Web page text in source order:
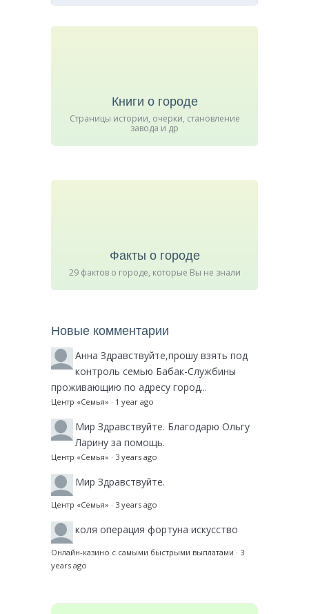
Книги о городе
Страницы истории, очерки, становление
завода и др
Факты о городе
29 фактов о городе, которые Вы не знали
Новые комментарии
Анна Здравствуйте,прошу взять под
контроль семью Бабак-Службины
проживающию по адресу город...
Центр «Семья» · 1 year ago
Мир Здравствуйте. Благодарю Ольгу
Ларину за помощь.
Центр «Семья» · 3 years ago
Мир Здравствуйте.
Центр «Семья» · 3 years ago
коля операция фортуна искусство
Онлайн-казино с самыми быстрыми выплатами · 3
years ago